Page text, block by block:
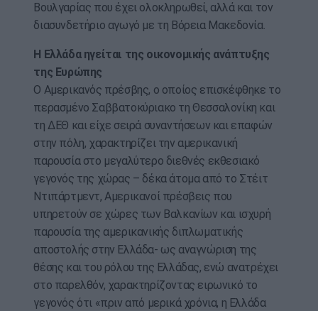
Βουλγαρίας που έχει ολοκληρωθεί, αλλά και τον
διασυνδετήριο αγωγό με τη Βόρεια Μακεδονία.
Η Ελλάδα ηγείται της οικονομικής ανάπτυξης
της Ευρώπης
Ο Αμερικανός πρέσβης, ο οποίος επισκέφθηκε το
περασμένο Σαββατοκύριακο τη Θεσσαλονίκη και
τη ΔΕΘ και είχε σειρά συναντήσεων και επαφών
στην πόλη, χαρακτηρίζει την αμερικανική
παρουσία στο μεγαλύτερο διεθνές εκθεσιακό
γεγονός της χώρας – δέκα άτομα από το Στέιτ
Ντιπάρτμεντ, Αμερικανοί πρέσβεις που
υπηρετούν σε χώρες των Βαλκανίων και ισχυρή
παρουσία της αμερικανικής διπλωματικής
αποστολής στην Ελλάδα- ως αναγνώριση της
θέσης και του ρόλου της Ελλάδας, ενώ ανατρέχει
στο παρελθόν, χαρακτηρίζοντας ειρωνικό το
γεγονός ότι «πριν από μερικά χρόνια, η Ελλάδα